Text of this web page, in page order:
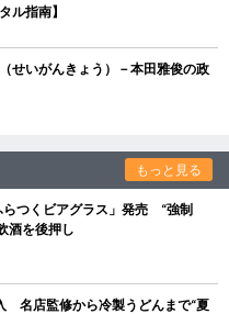
ル指南】
せいがんきょう）－本田雅俊の政
もっと見る
らつくビアグラス」発売 “強制
酒を後押し
名店監修から冷製うどんまで“夏